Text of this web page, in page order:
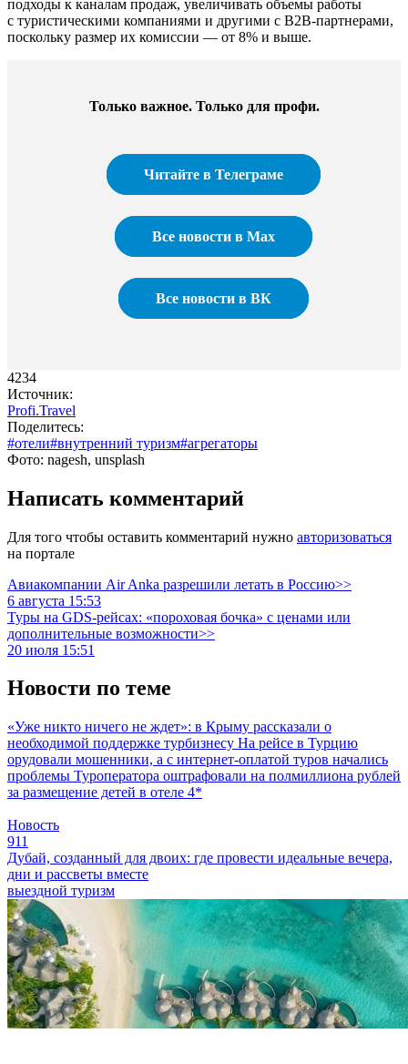
подходы к каналам продаж, увеличивать объемы работы
с туристическими компаниями и другими с B2B-партнерами,
поскольку размер их комиссии — от 8% и выше.
Только важное. Только для профи.​
Читайте в Телеграме
Все новости в Max
Все новости в ВК
4234
Источник:
Profi.Travel
Поделитесь:
#отели#внутренний туризм#агрегаторы
Фото: nagesh, unsplash
Написать комментарий
Для того чтобы оставить комментарий нужно авторизоваться
на портале
Авиакомпании Air Anka разрешили летать в Россию>>
6 августа 15:53
Туры на GDS-рейсах: «пороховая бочка» с ценами или
дополнительные возможности>>
20 июля 15:51
Новости по теме
«Уже никто ничего не ждет»: в Крыму рассказали о
необходимой поддержке турбизнесу На рейсе в Турцию
орудовали мошенники, а с интернет-оплатой туров начались
проблемы Туроператора оштрафовали на полмиллиона рублей
за размещение детей в отеле 4*
Новость
911
Дубай, созданный для двоих: где провести идеальные вечера,
дни и рассветы вместе
выездной туризм